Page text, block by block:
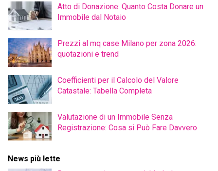
Atto di Donazione: Quanto Costa Donare un
Immobile dal Notaio
Prezzi al mq case Milano per zona 2026:
quotazioni e trend
Coefficienti per il Calcolo del Valore
Catastale: Tabella Completa
Valutazione di un Immobile Senza
Registrazione: Cosa si Può Fare Davvero
News più lette